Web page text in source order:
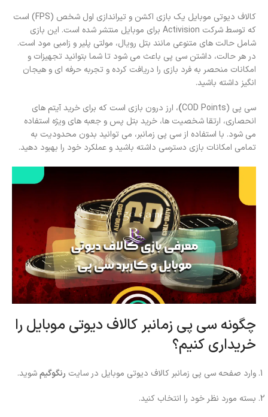
کالاف دیوتی موبایل یک بازی اکشن و تیراندازی اول شخص (FPS) است
که توسط شرکت Activision برای موبایل منتشر شده است. این بازی
شامل حالت های متنوعی مانند بتل رویال، مولتی پلیر و زامبی مود است.
در هر حالت، داشتن سی پی باعث می شود تا شما بتوانید تجهیزات و
امکانات منحصر به فرد بازی را دریافت کرده و تجربه حرفه ای و هیجان
انگیز داشته باشید.
سی پی (COD Points
)، ارز درون بازی است که برای خرید آیتم های
انحصاری، ارتقا شخصیت ها، خرید بتل پس و جعبه های ویژه استفاده
می شود. با استفاده از سی پی زمانبر، می توانید بدون محدودیت به
تمامی امکانات بازی دسترسی داشته باشید و عملکرد خود را بهبود دهید.
چگونه سی پی زمانبر کالاف دیوتی موبایل را
خریداری کنیم؟
وارد صفحه سی پی زمانبر کالاف دیوتی موبایل در سایت رنگوگیمشوید.
بسته مورد نظر خود را انتخاب کنید.